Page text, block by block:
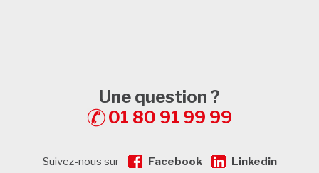
Une question ?
01 80 91 99 99
Suivez-nous sur Facebook Linkedin